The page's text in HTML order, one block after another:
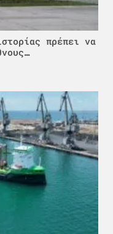
πρέπει να